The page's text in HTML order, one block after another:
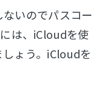
いのでパスコー
は、iCloudを使
ょう。iCloudを